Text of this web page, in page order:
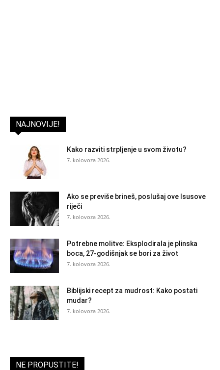
NAJNOVIJE!
Kako razviti strpljenje u svom životu?
7. kolovoza 2026.
Ako se previše brineš, poslušaj ove Isusove
riječi
7. kolovoza 2026.
Potrebne molitve: Eksplodirala je plinska
boca, 27-godišnjak se bori za život
7. kolovoza 2026.
Biblijski recept za mudrost: Kako postati
mudar?
7. kolovoza 2026.
NE PROPUSTITE!